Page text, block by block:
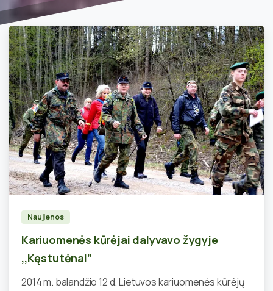
2
Naujienos
Kariuomenės kūrėjai dalyvavo žygyje
,,Kęstutėnai”
2014 m. balandžio 12 d. Lietuvos kariuomenės kūrėjų